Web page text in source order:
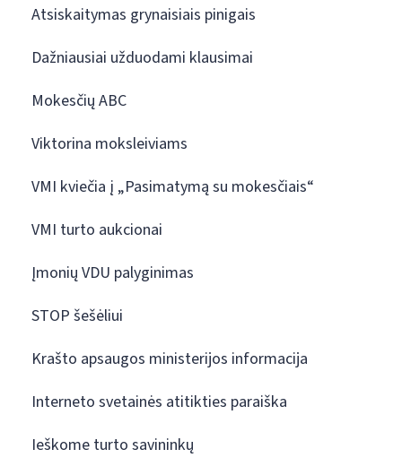
Atsiskaitymas grynaisiais pinigais
Dažniausiai užduodami klausimai
Mokesčių ABC
Viktorina moksleiviams
VMI kviečia į „Pasimatymą su mokesčiais“
VMI turto aukcionai
Įmonių VDU palyginimas
STOP šešėliui
Krašto apsaugos ministerijos informacija
Interneto svetainės atitikties paraiška
Ieškome turto savininkų